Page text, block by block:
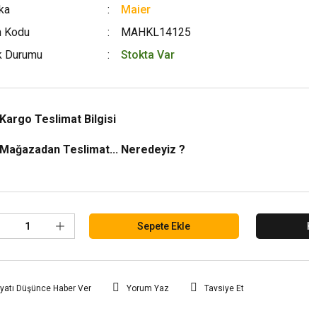
Maier
Kodu
MAHKL14125
Durumu
Stokta Var
Kargo Teslimat Bilgisi
Mağazadan Teslimat... Neredeyiz ?
Sepete Ekle
Düşünce Haber Ver Yorum Yaz Tavsiye Et